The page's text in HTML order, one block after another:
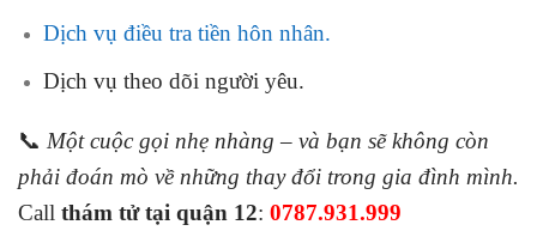
Dịch vụ điều tra tiền hôn nhân.
Dịch vụ theo dõi người yêu.
📞 Một cuộc gọi nhẹ nhàng – và bạn sẽ không còn
phải đoán mò về những thay đổi trong gia đình mình.
Call thám tử tại quận 12: 0787.931.999